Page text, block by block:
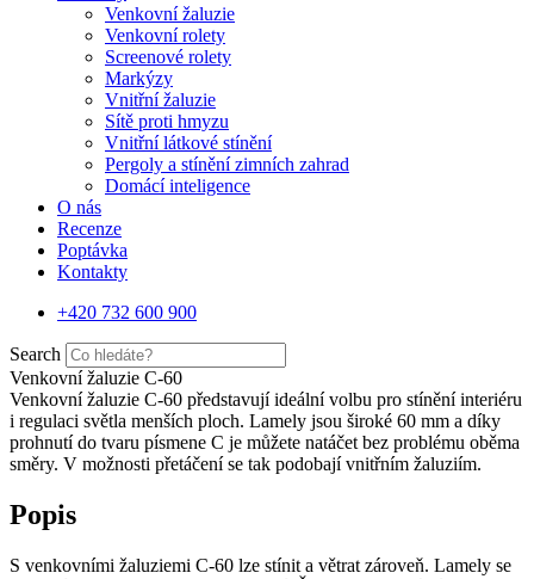
Venkovní žaluzie
Venkovní rolety
Screenové rolety
Markýzy
Vnitřní žaluzie
Sítě proti hmyzu
Vnitřní látkové stínění
Pergoly a stínění zimních zahrad
Domácí inteligence
O nás
Recenze
Poptávka
Kontakty
+420 732 600 900
Search
Venkovní žaluzie C-60
Venkovní žaluzie C-60 představují ideální volbu pro stínění interiéru
i regulaci světla menších ploch. Lamely jsou široké 60 mm a díky
prohnutí do tvaru písmene C je můžete natáčet bez problému oběma
směry. V možnosti přetáčení se tak podobají vnitřním žaluziím.
Popis
S venkovními žaluziemi C-60 lze stínit a větrat zároveň. Lamely se